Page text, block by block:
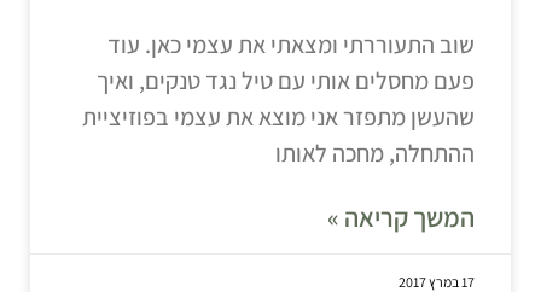
שוב התעוררתי ומצאתי את עצמי כאן. עוד
פעם מחסלים אותי עם טיל נגד טנקים, ואיך
שהעשן מתפזר אני מוצא את עצמי בפוזיציית
ההתחלה, מחכה לאותו
המשך קריאה »
17 במרץ 2017